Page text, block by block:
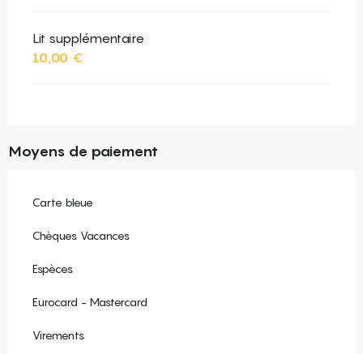
Lit supplémentaire
10,00 €
Moyens de paiement
Carte bleue
Chèques Vacances
Espèces
Eurocard - Mastercard
Virements